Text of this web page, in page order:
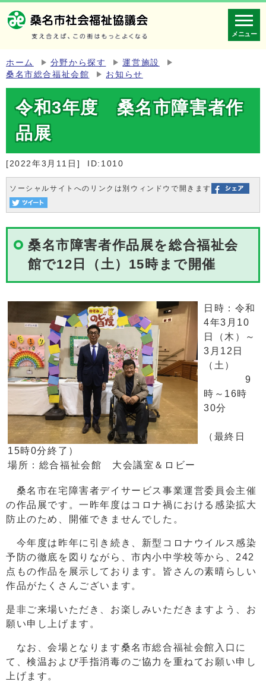
メニュー
ホーム 分野から探す
運営施設
桑名市総合福祉会館
お知らせ
令和3年度 桑名市障害者作
品展
[2022年3月11日] ID:1010
ソーシャルサイトへのリンクは別ウィンドウで開きます
桑名市障害者作品展を総合福祉会
館で12日（土）15時まで開催
日時：令和
4年3月10
日（木）～
3月12日
（土）
9
時～16時
30分
（最終日
15時0分終了）
場所：総合福祉会館 大会議室＆ロビー
桑名市在宅障害者デイサービス事業運営委員会主催
の作品展です。一昨年度はコロナ禍における感染拡大
防止のため、開催できませんでした。
今年度は昨年に引き続き、新型コロナウイルス感染
予防の徹底を図りながら、市内小中学校等から、242
点もの作品を展示しております。皆さんの素晴らしい
作品がたくさんございます。
是非ご来場いただき、お楽しみいただきますよう、お
願い申し上げます。
なお、会場となります桑名市総合福祉会館入口に
て、検温および手指消毒のご協力を重ねてお願い申し
上げます。